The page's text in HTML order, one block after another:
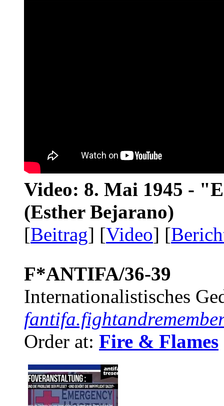
Video: 8. Mai 1945 -
(Esther Bejarano)
[Beitrag] [Video] [
F*ANTIFA/36-39
Internationalistisches
Order at: Fire & Flames